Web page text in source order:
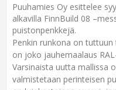
Puuhamies Oy esittelee
alkavilla FinnBuild 08
puistonpenkkejä.
Penkin runkona on
on joko jauhemaalaus
Varsinaista uutta mallissa
valmistetaan perinteisen